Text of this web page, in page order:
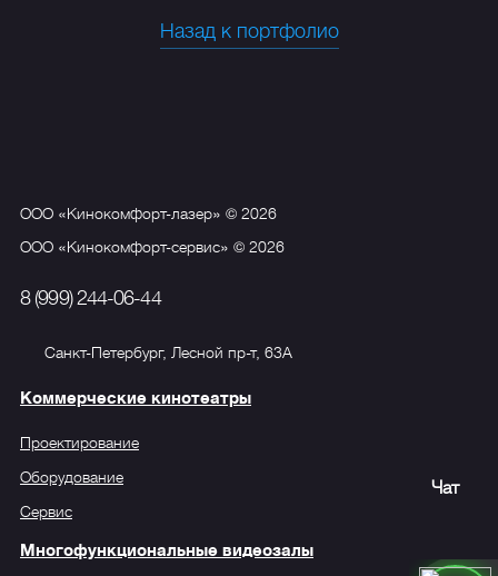
Назад к портфолио
ООО «Кинокомфорт-лазер» © 2026
ООО «Кинокомфорт-сервис» © 2026
8 (999) 244-06-44
Санкт-Петербург, Лесной пр-т, 63А
Коммерческие кинотеатры
Проектирование
Оборудование
Сервис
Многофункциональные видеозалы
Чат